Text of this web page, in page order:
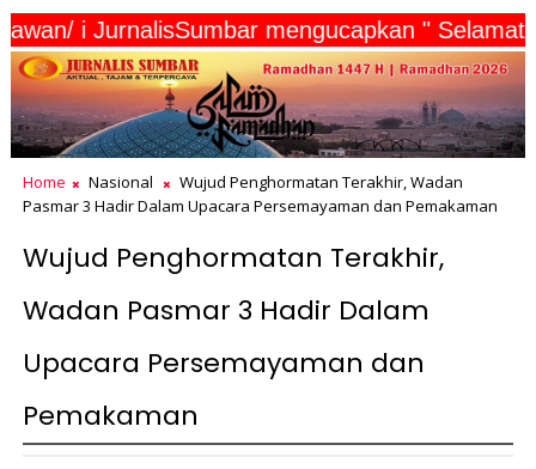
Wartawan/ i JurnalisSumbar mengucapkan "
Home Nasional
Wujud Penghormatan Terakhir, Wadan
Pasmar 3 Hadir Dalam Upacara Persemayaman dan Pemakaman
Wujud Penghormatan Terakhir,
Wadan Pasmar 3 Hadir Dalam
Upacara Persemayaman dan
Pemakaman